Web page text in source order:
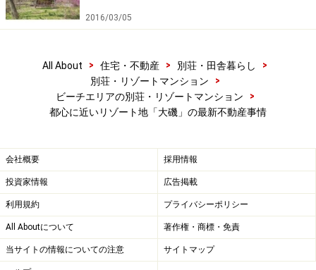
さらに東に足を伸ばし小磯方面、吉田茂邸跡地に行って
みました。吉田邸は城山公園のなかにありますが、建物
る日本家屋は再建されるようで、工事が始まっていまし
た。吉田茂の銅像があるのは海側。相模湾と富士山が見
える風光明媚なところです。
ちなみにこちらの眼前の海は泳ぐことはできません。大
磯のトップシーズンは夏ですが、かえってその時期も静
かに過ごせるようです。
こちらの城山公園の手前にも販売中のマンション
アテラス大磯 松憬の邸」
がありました。低層3階建て
で、国道１号線から奥まって建物があるので街並みに圧
2016/03/05
All About > 住宅・不動産 > 別荘・田舎暮らし
>
別荘・リゾートマンション
>
ビーチエリアの別荘・リゾートマンション
>
都心に近いリゾート地「大磯」の最新不動産事情
会社概要 採用情報
投資家情報 広告掲載
利用規約 プライバシーポリシー
All Aboutについて 著作権・商標・免責
当サイトの情報についての注意 サイトマップ